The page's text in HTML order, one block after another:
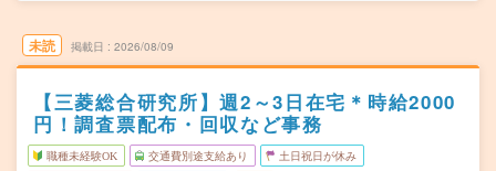
未読 掲載日 2026/08/09
【三菱総合研究所】週2～3日在宅＊時給2000
円！調査票配布・回収など事務
職種未経験OK 交通費別途支給あり 土日祝日が休み